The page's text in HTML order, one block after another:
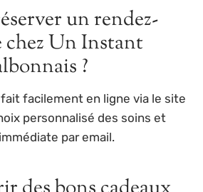
un rendez-
chez Un Instant
?
facilement en ligne via le site
personnalisé des soins et
par email.